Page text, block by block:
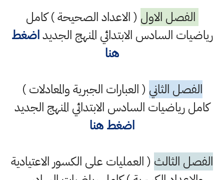
الفصل الاول ( الاعداد الصحيحة ) كامل
رياضيات السادس الابتدائي المنهج الجديداضغط
هنا
الفصل الثاني ( العبارات الجبرية والمعادلات )
كامل رياضيات السادس الابتدائي المنهج الجديد
اضغط هنا
الفصل الثالث ( العمليات على الكسور الاعتيادية